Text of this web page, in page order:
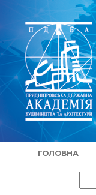
ГОЛОВНА